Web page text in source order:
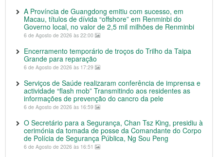
A Província de Guangdong emitiu com sucesso, em
Macau, títulos de dívida “offshore” em Renminbi do
Governo local, no valor de 2,5 mil milhões de Renminbi
6 de Agosto de 2026 às 22:00
Encerramento temporário de troços do Trilho da Taipa
Grande para reparação
6 de Agosto de 2026 às 17:29
Serviços de Saúde realizaram conferência de imprensa e
actividade “flash mob” Transmitindo aos residentes as
informações de prevenção do cancro da pele
6 de Agosto de 2026 às 16:59
O Secretário para a Segurança, Chan Tsz King, presidiu à
cerimónia da tomada de posse da Comandante do Corpo
de Polícia de Segurança Pública, Ng Sou Peng
6 de Agosto de 2026 às 16:51